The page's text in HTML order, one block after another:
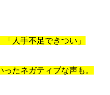
人手不足できつい」
ったネガティブな声も。